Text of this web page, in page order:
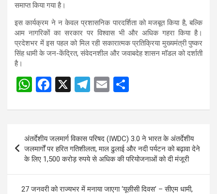
समाप्त किया गया है।
इस कार्यक्रम ने न केवल प्रशासनिक पारदर्शिता को मजबूत किया है, बल्कि
आम नागरिकों का सरकार पर विश्वास भी और अधिक गहरा किया है।
प्रदेशभर में इस पहल को मिल रही सकारात्मक प्रतिक्रिया मुख्यमंत्री पुष्कर
सिंह धामी के जन-केंद्रित, संवेदनशील और जवाबदेह शासन मॉडल को दर्शाती
है।
PostW
at
s
A
p
p
F
ce
o
o
k
X
T
e
gr
a
m
E
ail ar
e
Post
navigation
अंतर्देशीय जलमार्ग विकास परिषद (IWDC) 3.0 ने भारत के अंतर्देशीय
जलमार्गों पर हरित गतिशीलता, माल ढुलाई और नदी पर्यटन को बढ़ावा देने
के लिए 1,500 करोड़ रुपये से अधिक की परियोजनाओं को दी मंजूरी
27 जनवरी को राज्यभर में मनाया जाएगा ‘यूसीसी दिवस’ – सीएम धामी,